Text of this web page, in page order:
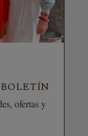
ofertas y